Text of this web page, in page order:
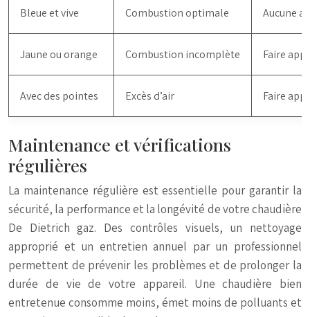
Bleue et vive Combustion optimale Aucune
Jaune ou orange Combustion incomplète Faire
Avec des pointes Excès d’air Faire
Maintenance et vérifications
régulières
La maintenance régulière est essentielle pour garantir la
sécurité, la performance et la longévité de votre chaudière
De Dietrich gaz. Des contrôles visuels, un nettoyage
approprié et un entretien annuel par un professionnel
permettent de prévenir les problèmes et de prolonger la
durée de vie de votre appareil. Une chaudière bien
entretenue consomme moins, émet moins de polluants et